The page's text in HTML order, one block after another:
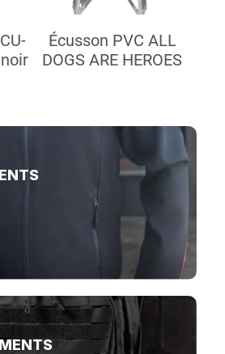
Écusson PVC ALL
DOGS ARE HEROES